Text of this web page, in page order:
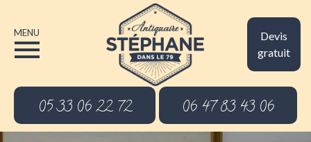
Devis
gratuit
MENU
05 33 06 22 72 06 47 83 43 06